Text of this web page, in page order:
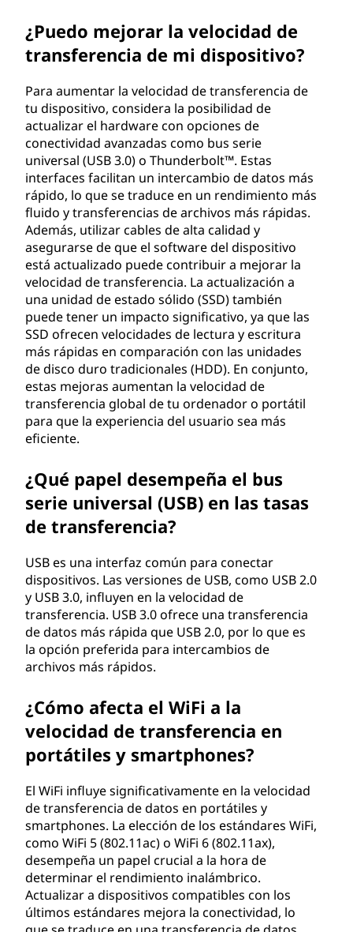
¿Puedo mejorar la velocidad de
transferencia de mi dispositivo?
Para aumentar la velocidad de transferencia de
tu dispositivo, considera la posibilidad de
actualizar el hardware con opciones de
conectividad avanzadas como bus serie
universal (USB 3.0) o Thunderbolt™. Estas
interfaces facilitan un intercambio de datos más
rápido, lo que se traduce en un rendimiento más
fluido y transferencias de archivos más rápidas.
Además, utilizar cables de alta calidad y
asegurarse de que el software del dispositivo
está actualizado puede contribuir a mejorar la
velocidad de transferencia. La actualización a
una unidad de estado sólido (SSD) también
puede tener un impacto significativo, ya que las
SSD ofrecen velocidades de lectura y escritura
más rápidas en comparación con las unidades
de disco duro tradicionales (HDD). En conjunto,
estas mejoras aumentan la velocidad de
transferencia global de tu ordenador o portátil
para que la experiencia del usuario sea más
eficiente.
¿Qué papel desempeña el bus
serie universal (USB) en las tasas
de transferencia?
USB es una interfaz común para conectar
dispositivos. Las versiones de USB, como USB 2.0
y USB 3.0, influyen en la velocidad de
transferencia. USB 3.0 ofrece una transferencia
de datos más rápida que USB 2.0, por lo que es
la opción preferida para intercambios de
archivos más rápidos.
¿Cómo afecta el WiFi a la
velocidad de transferencia en
portátiles y smartphones?
El WiFi influye significativamente en la velocidad
de transferencia de datos en portátiles y
smartphones. La elección de los estándares WiFi,
como WiFi 5 (802.11ac) o WiFi 6 (802.11ax),
desempeña un papel crucial a la hora de
determinar el rendimiento inalámbrico.
Actualizar a dispositivos compatibles con los
últimos estándares mejora la conectividad, lo